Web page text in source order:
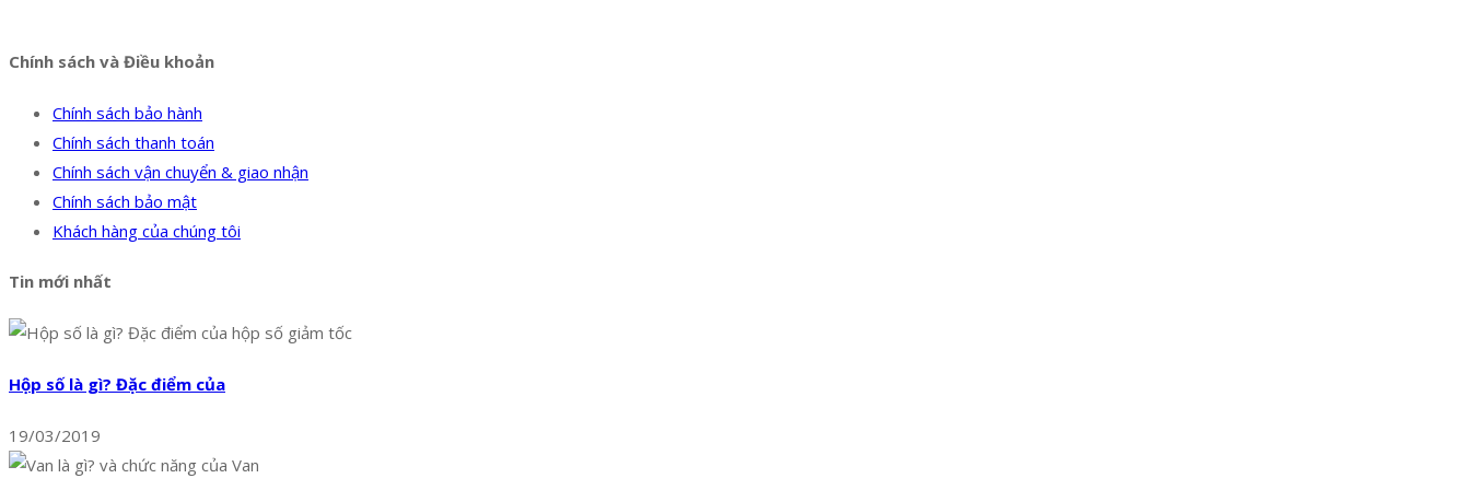
Chính sách và Điều khoản
Chính sách bảo hành
Chính sách thanh toán
Chính sách vận chuyển & giao nhận
Chính sách bảo mật
Khách hàng của chúng tôi
Tin mới nhất
Hộp số là gì? Đặc điểm của
19/03/2019